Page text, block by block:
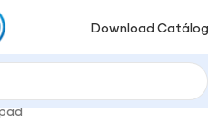
Download